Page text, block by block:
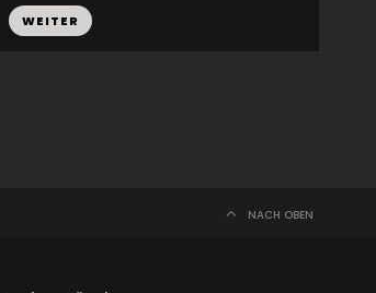
WEITER
NACH OBEN